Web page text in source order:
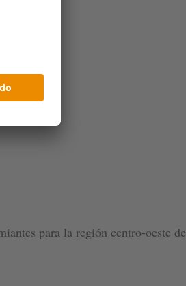
para la región centro-oeste de